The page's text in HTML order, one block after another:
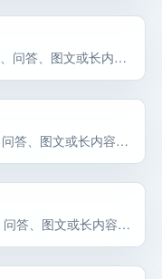
SEOptimer 主要用于通过社区、问答、图文或长内容渠道获取自然曝光和早期用户反馈。SEOptimer 主要用于通过社区、问答、图文或长内容渠道获取自然曝光和早期用户反馈。SEOptimer 主要用于通过社区、问答、图文或… 选择前重点看价格、上手门槛、风险和替代方案。
TinyPNG 主要用于通过社区、问答、图文或长内容渠道获取自然曝光和早期用户反馈。TinyPNG 主要用于通过社区、问答、图文或长内容渠道获取自然曝光和早期用户反馈。TinyPNG 主要用于通过社区、问答、图文或长内容渠… 选择前重点看价格、上手门槛、风险和替代方案。
SEOlyzer 主要用于通过社区、问答、图文或长内容渠道获取自然曝光和早期用户反馈。SEOlyzer 主要用于通过社区、问答、图文或长内容渠道获取自然曝光和早期用户反馈。SEOlyzer 主要用于通过社区、问答、图文或长内… 选择前重点看价格、上手门槛、风险和替代方案。